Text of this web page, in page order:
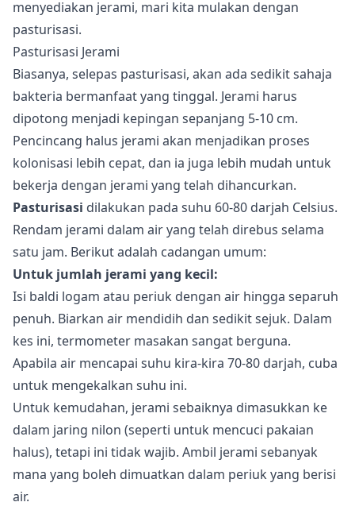
menyediakan jerami, mari kita mulakan dengan
pasturisasi.
Pasturisasi Jerami
Biasanya, selepas pasturisasi, akan ada sedikit sahaja
bakteria bermanfaat yang tinggal. Jerami harus
dipotong menjadi kepingan sepanjang 5-10 cm.
Pencincang halus jerami akan menjadikan proses
kolonisasi lebih cepat, dan ia juga lebih mudah untuk
bekerja dengan jerami yang telah dihancurkan.
Pasturisasi dilakukan pada suhu 60-80 darjah Celsius.
Rendam jerami dalam air yang telah direbus selama
satu jam. Berikut adalah cadangan umum:
Untuk jumlah jerami yang kecil:
Isi baldi logam atau periuk dengan air hingga separuh
penuh. Biarkan air mendidih dan sedikit sejuk. Dalam
kes ini, termometer masakan sangat berguna.
Apabila air mencapai suhu kira-kira 70-80 darjah, cuba
untuk mengekalkan suhu ini.
Untuk kemudahan, jerami sebaiknya dimasukkan ke
dalam jaring nilon (seperti untuk mencuci pakaian
halus), tetapi ini tidak wajib. Ambil jerami sebanyak
mana yang boleh dimuatkan dalam periuk yang berisi
air.